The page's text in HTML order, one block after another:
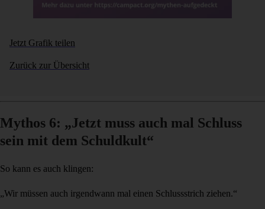
Jetzt Grafik teilen
Zurück zur Übersicht
Mythos 6: „Jetzt muss auch mal Schluss
sein mit dem Schuldkult“
So kann es auch klingen:
„Wir müssen auch irgendwann mal einen Schlussstrich ziehen.“